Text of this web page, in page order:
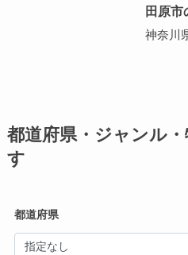
田原市
神奈川
都道府県・ジャンル
す
都道府県